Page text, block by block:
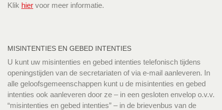
Klik hier voor meer informatie.
MISINTENTIES EN GEBED INTENTIES
U kunt uw misintenties en gebed intenties telefonisch tijdens
openingstijden van de secretariaten of via e-mail aanleveren. In
alle geloofsgemeenschappen kunt u de misintenties en gebed
intenties ook aanleveren door ze – in een gesloten envelop o.v.v.
“misintenties en gebed intenties” – in de brievenbus van de